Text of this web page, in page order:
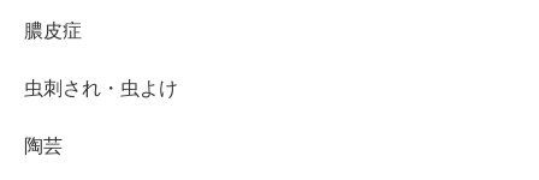
膿皮症
虫刺され・虫よけ
陶芸